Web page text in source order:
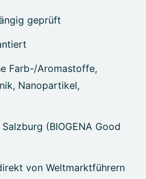
geprüft
Farb-/Aromastoffe,
Nanopartikel,
(BIOGENA Good
von Weltmarktführern